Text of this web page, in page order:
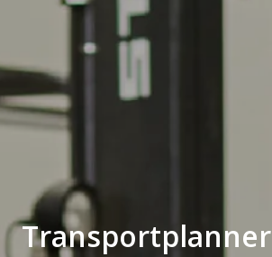
Transportplanner